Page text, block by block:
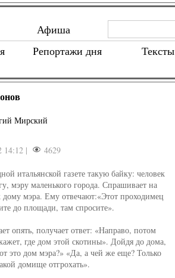
Афиша
Репортажи дня
Мирский
14:12 | 4629
итальянской газете такую байку: человек
мэру маленького города. Спрашивает на
дому мэра. Ему отвечают:«Этот проходимец
до площади, там спросите».
опять, получает ответ: «Направо, потом
где дом этой скотины». Дойдя до дома,
это дом мэра?» «Да, а чей же еще? Только
домище отгрохать».